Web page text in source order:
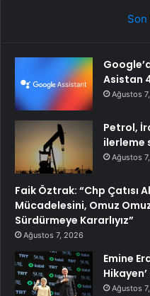
Son
Asistan
Ağustos
Petrol,
ilerleme
Ağustos
Faik Öztrak: “Chp Çatısı
Mücadelesini, Omuz
Sürdürmeye Kararlıyız”
Ağustos 7, 2026
Emine
Ağustos